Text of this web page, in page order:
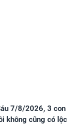
7/8/2026, 3 con
không cũng có lộc